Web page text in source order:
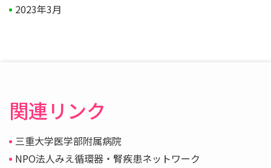
2023年3月
関連リンク
三重大学医学部附属病院
NPO法人みえ循環器・腎疾患ネットワーク